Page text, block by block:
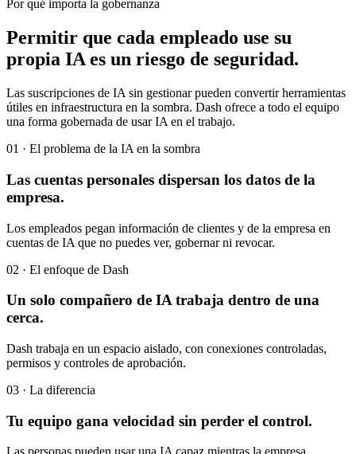
Por qué importa la gobernanza
Permitir que cada empleado use su
propia IA es un riesgo de seguridad.
Las suscripciones de IA sin gestionar pueden convertir herramientas
útiles en infraestructura en la sombra. Dash ofrece a todo el equipo
una forma gobernada de usar IA en el trabajo.
01 · El problema de la IA en la sombra
Las cuentas personales dispersan los datos de la
empresa.
Los empleados pegan información de clientes y de la empresa en
cuentas de IA que no puedes ver, gobernar ni revocar.
02 · El enfoque de Dash
Un solo compañero de IA trabaja dentro de una
cerca.
Dash trabaja en un espacio aislado, con conexiones controladas,
permisos y controles de aprobación.
03 · La diferencia
Tu equipo gana velocidad sin perder el control.